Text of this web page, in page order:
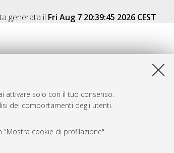
attivare solo con il tuo consenso.
dei comportamenti degli utenti.
"Mostra cookie di profilazione".
generata il Fri Aug 7 20:39:45 2026 CEST.